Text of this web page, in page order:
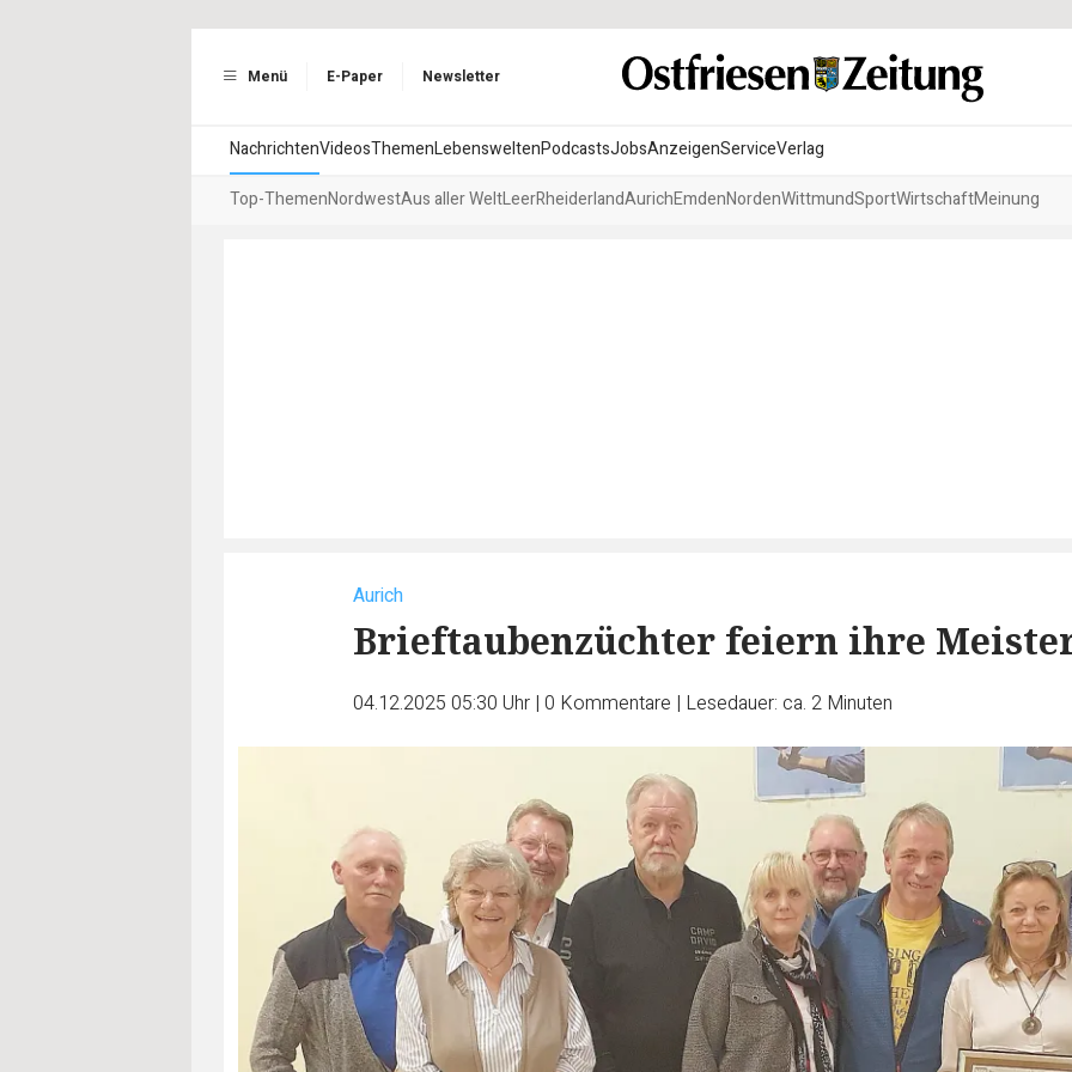
Menü E-Paper Newsletter
NachrichtenVideosThemenLebensweltenPodcastsJobsAnzeigenServiceVerlag
Top-ThemenNordwestAus aller WeltLeerRheiderlandAurichEmdenNordenWittmundSportWirtschaftMeinung
Aurich
Brieftaubenzüchter feiern ihre
04.12.2025 05:30 Uhr | 0 Kommentare | Lesedauer: ca. 2 Minuten